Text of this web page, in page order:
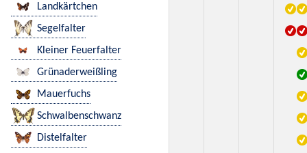
Landkärtchen
Segelfalter
Kleiner Feuerfalter
Grünaderweißling
Mauerfuchs
Schwalbenschwanz
Distelfalter